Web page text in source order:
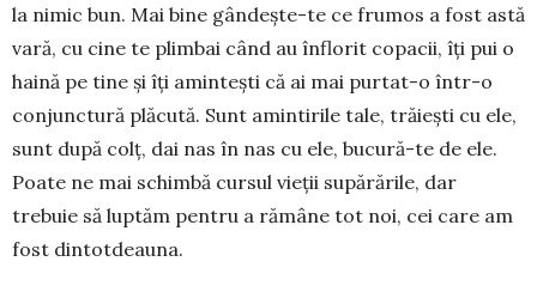
la nimic bun. Mai bine gân­dește-te ce frumos a fost astă
vară, cu cine te plimbai când au înflorit copacii, îți pui o
haină pe tine și îți amin­tești că ai mai purtat-o într-o
conjunctură plă­cu­tă. Sunt amintirile tale, trăiești cu ele,
sunt după colț, dai nas în nas cu ele, bucură-te de ele.
Poate ne mai schimbă cursul vieții supărările, dar
trebuie să luptăm pentru a rămâne tot noi, cei care am
fost din­totdeauna.